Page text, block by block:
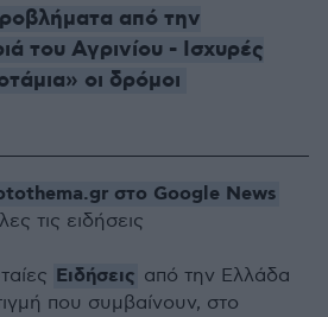
από την
του Αγρινίου - Ισχυρές
οι δρόμοι
στο Google News
τις ειδήσεις
Ειδήσεις από την Ελλάδα
που συμβαίνουν, στο